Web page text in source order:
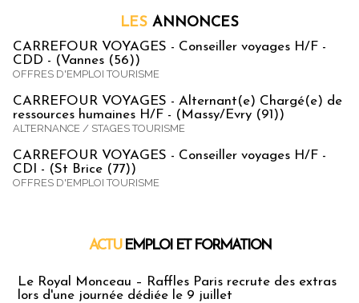
LES ANNONCES
CARREFOUR VOYAGES - Conseiller voyages H/F -
CDD - (Vannes (56))
OFFRES D'EMPLOI TOURISME
CARREFOUR VOYAGES - Alternant(e) Chargé(e) de
ressources humaines H/F - (Massy/Evry (91))
ALTERNANCE / STAGES TOURISME
CARREFOUR VOYAGES - Conseiller voyages H/F -
CDI - (St Brice (77))
OFFRES D'EMPLOI TOURISME
ACTU EMPLOI ET FORMATION
Le Royal Monceau – Raffles Paris recrute des extras
lors d'une journée dédiée le 9 juillet